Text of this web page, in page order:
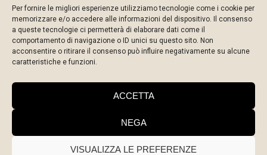
Per fornire le migliori esperienze utilizziamo tecnologie come i cookie per
memorizzare e/o accedere alle informazioni del dispositivo. Il consenso
a queste tecnologie ci permetterà di elaborare dati come il
comportamento di navigazione o ID unici su questo sito. Non
acconsentire o ritirare il consenso può influire negativamente su alcune
caratteristiche e funzioni.
ACCETTA
NEGA
VISUALIZZA LE PREFERENZE
CORREZIONE
TATUAGGIO
SOPRACCIGLIA